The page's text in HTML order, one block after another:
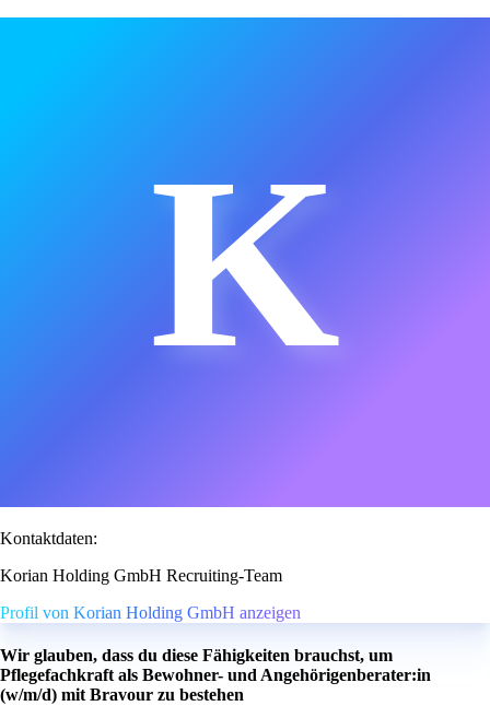
K
Kontaktdaten:
Korian Holding GmbH Recruiting-Team
Profil von Korian Holding GmbH anzeigen
Wir glauben, dass du diese Fähigkeiten brauchst, um
Pflegefachkraft als Bewohner- und Angehörigenberater:in
(w/m/d) mit Bravour zu bestehen